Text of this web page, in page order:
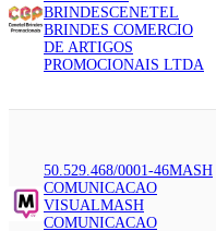
BRINDESCENETEL
BRINDES COMERCIO
DE ARTIGOS
PROMOCIONAIS LTDA
50.529.468/0001-46MASH
COMUNICACAO
VISUALMASH
COMUNICACAO